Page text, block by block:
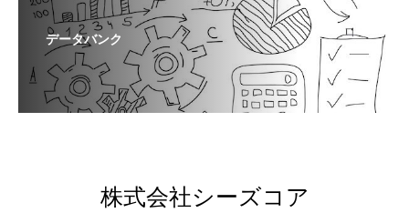
データバンク
株式会社シーズコア